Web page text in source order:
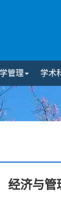
管理 学术
经济与管